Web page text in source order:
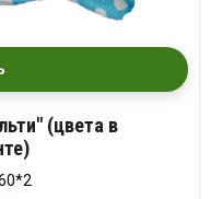
(цвета в